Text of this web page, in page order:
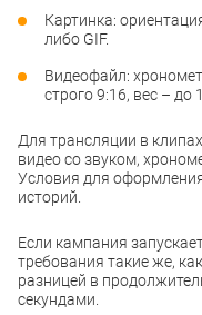
Картинка:
либо GIF.
Видеофайл:
строго 9:16, вес – до
Для трансляции в
видео со звуком,
Условия для
историй.
Если кампания
требования такие же,
разницей в
секундами.